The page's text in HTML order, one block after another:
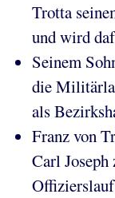
Trotta
und wird
Seinem
die
als
Franz von
Carl